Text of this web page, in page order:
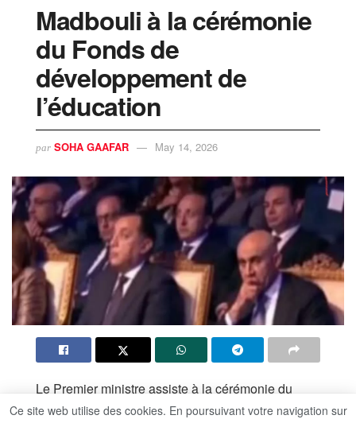
Madbouli à la cérémonie
du Fonds de
développement de
l’éducation
par SOHA GAAFAR May 14, 2026
Le Premier ministre assiste à la cérémonie du
Fonds de développement de l’éducation (FDE)
Ce site web utilise des cookies. En poursuivant votre navigation sur